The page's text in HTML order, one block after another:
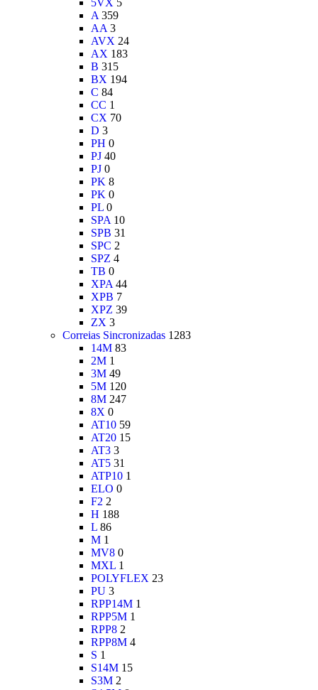
5VX 5
A 359
AA 3
AVX 24
AX 183
B 315
BX 194
C 84
CC 1
CX 70
D 3
PH 0
PJ 40
PJ 0
PK 8
PK 0
PL 0
SPA 10
SPB 31
SPC 2
SPZ 4
TB 0
XPA 44
XPB 7
XPZ 39
ZX 3
Correias Sincronizadas 1283
14M 83
2M 1
3M 49
5M 120
8M 247
8X 0
AT10 59
AT20 15
AT3 3
AT5 31
ATP10 1
ELO 0
F2 2
H 188
L 86
M 1
MV8 0
MXL 1
POLYFLEX 23
PU 3
RPP14M 1
RPP5M 1
RPP8 2
RPP8M 4
S 1
S14M 15
S3M 2